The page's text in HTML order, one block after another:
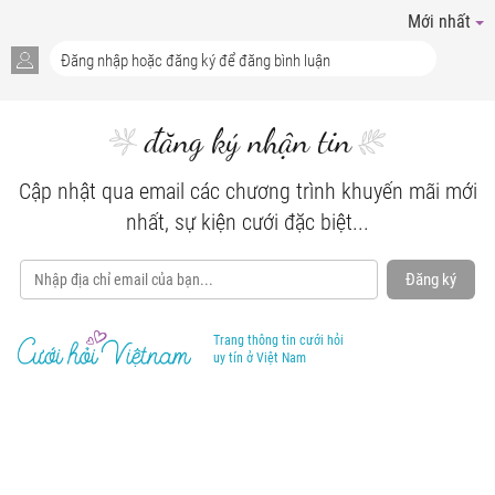
Mới nhất
đăng ký nhận tin
Cập nhật qua email các chương trình khuyến mãi mới
nhất, sự kiện cưới đặc biệt...
Đăng ký
Trang thông tin cưới hỏi
uy tín ở Việt Nam